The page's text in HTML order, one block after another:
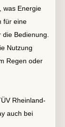
was Energie
für eine
die Bedienung.
Nutzung
Regen oder
Rheinland-
auch bei